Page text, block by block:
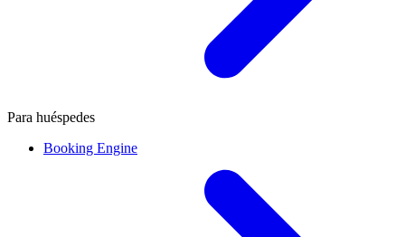
Para huéspedes
Booking Engine